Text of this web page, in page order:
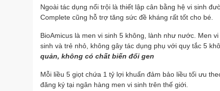
Ngoài tác dụng nổi trội là thiết lập cân bằng hệ vi sinh
Complete cũng hỗ trợ tăng sức đề kháng rất tốt cho bé.
BioAmicus là men vi sinh 5 không, lành như nước. Men
sinh và trẻ nhỏ, không gây tác dụng phụ với quy tắc 5
quản, không có chất biến đổi gen
Mỗi liều 5 giọt chứa 1 tỷ lợi khuẩn đảm bảo liều tối ưu
đăng ký tại ngân hàng men vi sinh trên thế giới.